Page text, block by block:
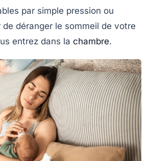
par simple pression ou
déranger le sommeil de votre
entrez dans la chambre.